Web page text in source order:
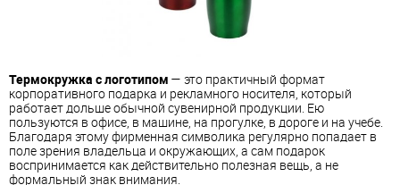
Термокружка с логотипом — это практичный формат
корпоративного подарка и рекламного носителя, который
работает дольше обычной сувенирной продукции. Ею
пользуются в офисе, в машине, на прогулке, в дороге и на учебе.
Благодаря этому фирменная символика регулярно попадает в
поле зрения владельца и окружающих, а сам подарок
воспринимается как действительно полезная вещь, а не
формальный знак внимания.